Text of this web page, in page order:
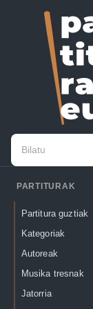
PARTITURAK
Partitura guztiak
Kategoriak
Autoreak
Musika tresnak
Jatorria